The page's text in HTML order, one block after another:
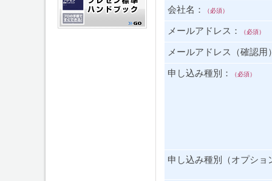
会社名： （必須）
メールアドレス： （必須）
メールアドレス（確認用
申し込み種別： （必須）
申し込み種別（オプショ